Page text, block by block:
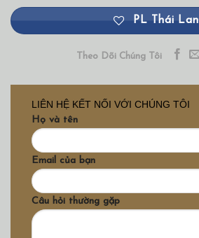
PL Thái Lan
Theo Dõi Chúng Tôi
LIÊN HỆ KẾT NỐI VỚI CHÚNG TÔI
Họ và tên
Email của bạn
Câu hỏi thường gặp